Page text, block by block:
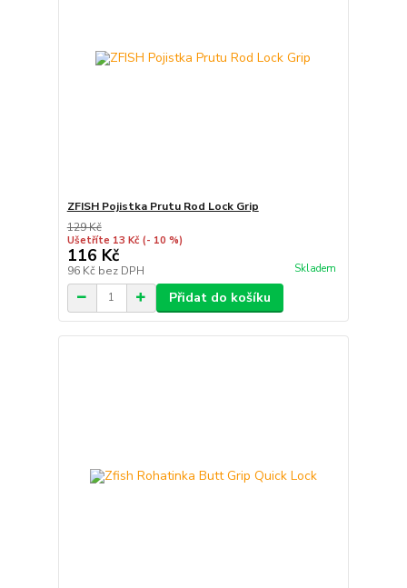
ZFISH Pojistka Prutu Rod Lock Grip
129 Kč
Ušetříte 13 Kč (- 10 %)
116 Kč
96 Kč bez DPH Skladem
Přidat do košíku